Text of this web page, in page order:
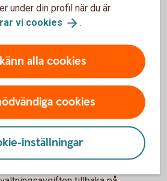
SPAX Nu och Bevis Nu
villkor för den specifika
avgiftsmodell för
innebär att 100 procent
återbetalas. I och med att
dras från nominellt belopp i den
under din profil när du är
vi cookies .
alla cookies
cookies
inställningar